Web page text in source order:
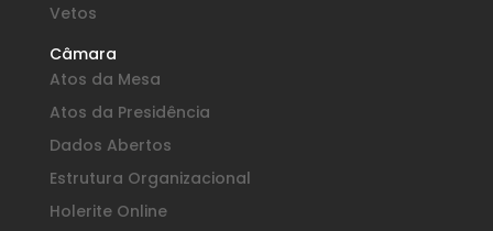
Vetos
Câmara
Atos da Mesa
Atos da Presidência
Dados Abertos
Estrutura Organizacional
Holerite Online